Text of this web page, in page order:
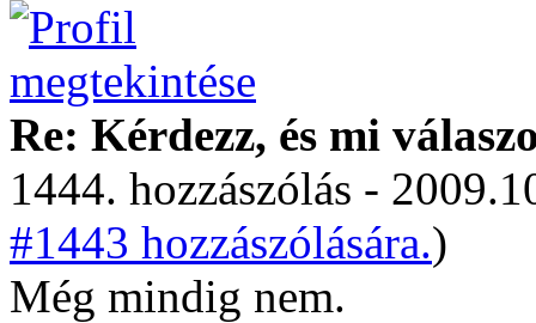
Re: Kérdezz, és mi
1444. hozzászólás -
#1443 hozzászólására.)
Még mindig nem.